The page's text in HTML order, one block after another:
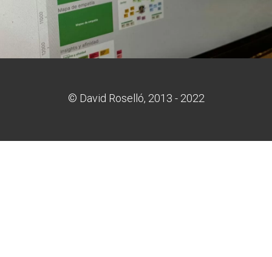
© David Roselló, 2013 - 2022